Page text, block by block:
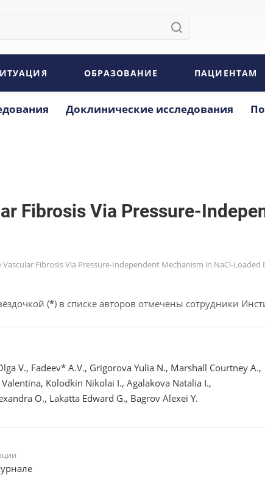
ОБРАЗОВАНИЕ ПАЦИЕНТАМ
Доклинические исследования
Fibrosis Via Pressure-
Fibrosis Via Pressure-Independent Mechanism in NaCl-Loaded
(*) в списке авторов отмечены сотрудники
V., Fadeev* A.V., Grigorova Yulia N., Marshall Courtney A.,
Kolodkin Nikolai I., Agalakova Natalia I.,
O., Lakatta Edward G., Bagrov Alexei Y.